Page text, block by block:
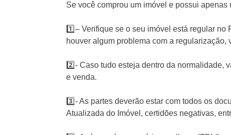
Se você comprou um imóvel e possui
1️⃣– Verifique se o seu imóvel está regular
houver algum problema com a
2️⃣- Caso tudo esteja dentro da normalidade,
e venda.⁣
3️⃣- As partes deverão estar com todos os
Atualizada do Imóvel, certidões negativas,